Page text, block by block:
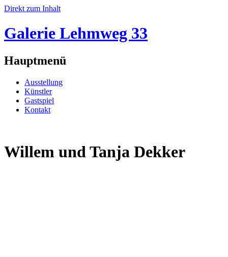
Direkt zum Inhalt
Galerie Lehmweg 33
Hauptmenü
Ausstellung
Künstler
Gastspiel
Kontakt
Willem und Tanja Dekker